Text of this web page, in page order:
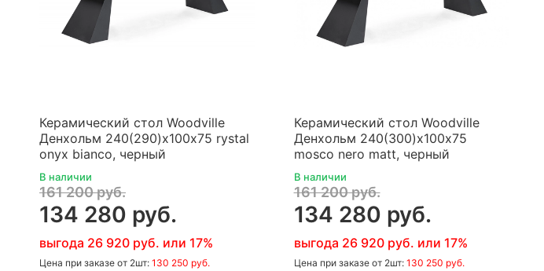
Керамический стол Woodville
Денхольм 240(290)х100х75 rystal
onyx bianco, черный
В наличии
161 200 руб.
134 280 руб.
выгода 26 920 руб. или 17%
Цена при заказе от 2шт: 130 250 руб.
Керамический стол Woodville
Денхольм 240(300)х100х75
mosco nero matt, черный
В наличии
161 200 руб.
134 280 руб.
выгода 26 920 руб. или 17%
Цена при заказеот 2шт: 130 250 руб.